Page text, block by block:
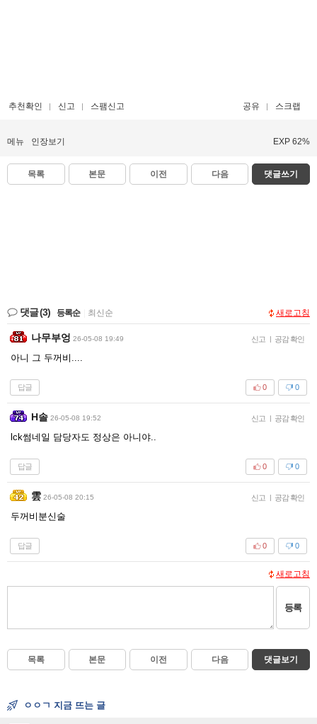
추천확인 신고 스팸신고 공유 스크랩
메뉴 인장보기 EXP 62%
목록 본문 이전 다음 댓글쓰기
댓글(3) 등록순 최신순 새로고침
나무부엉 26-05-08 19:49 신고 | 공감 확인
아니 그 두꺼비....
답글 0
0
H솔 26-05-08 19:52 신고 | 공감 확인
lck썸네일 담당자도 정상은 아니야..
답글 0
0
雲 26-05-08 20:15 신고 | 공감 확인
두꺼비분신술
답글 0
0
새로고침
등록
목록 본문 이전 다음 댓글보기
ㅇㅇㄱ 지금 뜨는 글